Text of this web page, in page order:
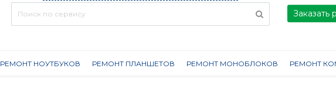
Заказать
РЕМОНТ НОУТБУКОВ РЕМОНТ ПЛАНШЕТОВ РЕМОНТ МОНОБЛОКОВ РЕМОНТ